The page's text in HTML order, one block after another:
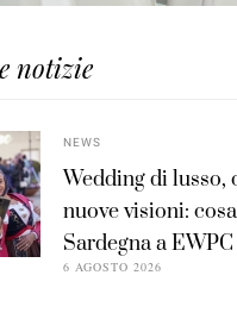
notizie
NEWS
Wedding di lusso,
nuove visioni:
Sardegna a
6 AGOSTO 2026